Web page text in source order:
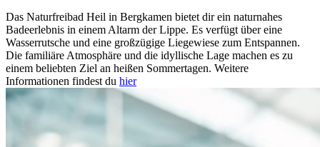
Das Naturfreibad Heil in Bergkamen bietet dir ein naturnahes
Badeerlebnis in einem Altarm der Lippe. Es verfügt über eine
Wasserrutsche und eine großzügige Liegewiese zum Entspannen.
Die familiäre Atmosphäre und die idyllische Lage machen es zu
einem beliebten Ziel an heißen Sommertagen. Weitere
Informationen findest du hier